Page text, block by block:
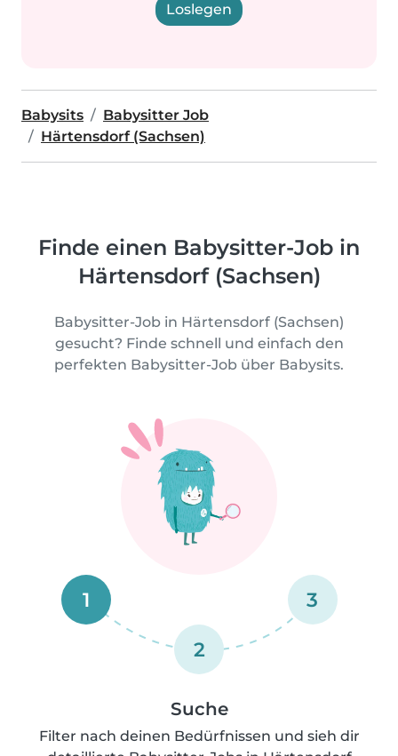
Loslegen
Babysits
Babysitter Job
Härtensdorf (Sachsen)
Finde einen Babysitter-Job in
Härtensdorf (Sachsen)
Babysitter-Job in Härtensdorf (Sachsen)
gesucht? Finde schnell und einfach den
perfekten Babysitter-Job über Babysits.
1
2
3
Suche
Filter nach deinen Bedürfnissen und sieh dir